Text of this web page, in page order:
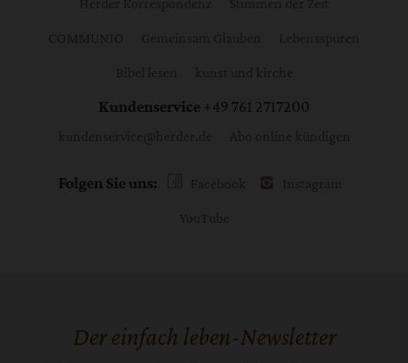
Kundenservice +49 761 2717200
Folgen Sie uns:
Der einfach leben-Newsletter